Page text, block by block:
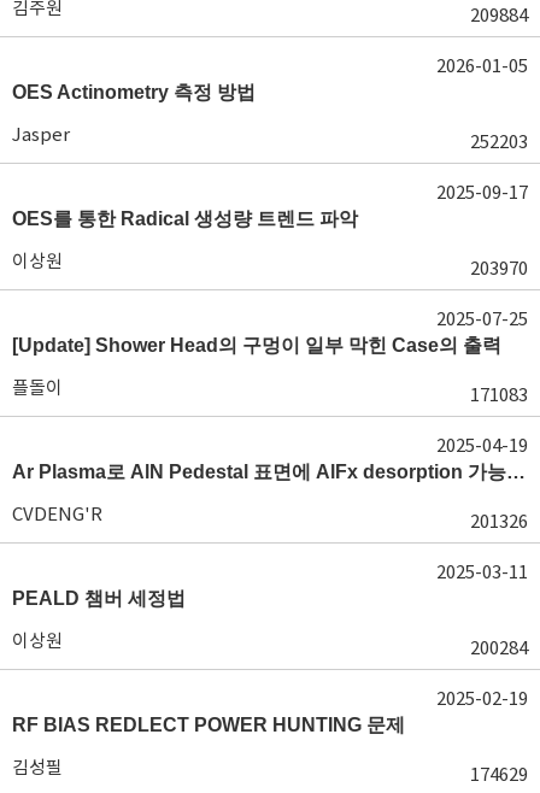
김주원 209884
OES Actinometry 측정 방법
Jasper 252203
2026-01-05
OES를 통한 Radical 생성량 트렌드 파악
이상원 203970
2025-09-17
[Update] Shower Head의 구멍이 일부 막힌 Case의 출력
플돌이 171083
2025-07-25
Ar Plasma로 AlN Pedestal 표면에 AlFx desorption 가능 여부가 궁금합니다.
CVDENG'R 201326
2025-04-19
PEALD 챔버 세정법
이상원 200284
2025-03-11
RF BIAS REDLECT POWER HUNTING 문제
김성필 174629
2025-02-19